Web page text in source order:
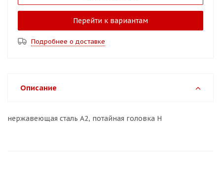
Перейти к вариантам
Подробнее о доставке
Описание
нержавеющая сталь А2, потайная головка Н